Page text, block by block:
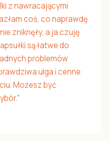
z nawracającymi
coś, co naprawdę
zniknęły, a ja czuję
są łatwe do
problemów
ulga i cenne
Możesz być